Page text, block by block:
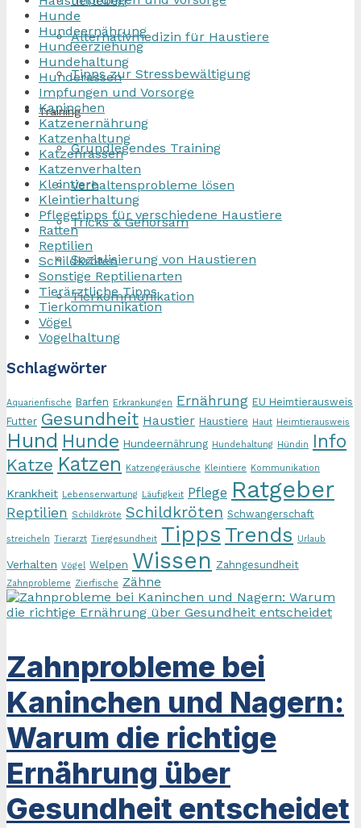
Alternativmedizin für Haustiere
Tipps zur Stressbewältigung
Training
Grundlegendes Training
Verhaltensprobleme lösen
Tricks & Gehorsam
Sozialisierung von Haustieren
Tierkommunikation
Hunde
Hundeernährung
Hundeerziehung
Hundehaltung
Hunderassen
Impfungen und Vorsorge
Kaninchen
Katzenernährung
Katzenhaltung
Katzenrassen
Katzenverhalten
Kleintiere
Kleintierhaltung
Pflegetipps für verschiedene Haustiere
Ratten
Reptilien
Schildkröten
Sonstige Reptilienarten
Tierärztliche Tipps
Tierkommunikation
Vögel
Vogelhaltung
Schlagwörter
Aquarienfische Barfen Erkrankungen Ernährung EU Heimtierausweis
Futter Gesundheit Haustier Haustiere Haut Heimtierausweis
Hund Hunde Hundeernährung Hundehaltung Hündin Info
Katze Katzen Katzengeräusche Kleintiere Kommunikation
Krankheit Lebenserwartung Läufigkeit Pflege Ratgeber
Reptilien Schildkröte Schildkröten Schwangerschaft
streicheln Tierarzt Tiergesundheit Tipps Trends Urlaub
Verhalten Vögel Welpen Wissen Zahngesundheit
Zahnprobleme Zierfische Zähne
Zahnprobleme bei
Kaninchen und Nagern:
Warum die richtige
Ernährung über
Gesundheit entscheidet